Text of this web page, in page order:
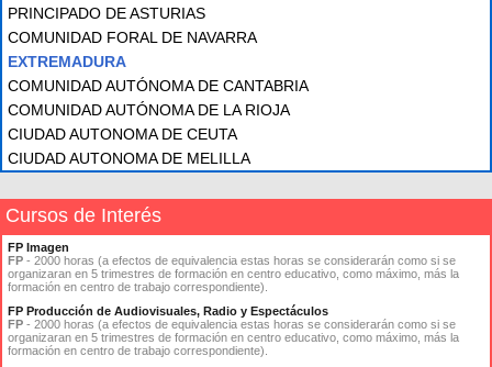
PRINCIPADO DE ASTURIAS
COMUNIDAD FORAL DE NAVARRA
EXTREMADURA
COMUNIDAD AUTÓNOMA DE CANTABRIA
COMUNIDAD AUTÓNOMA DE LA RIOJA
CIUDAD AUTONOMA DE CEUTA
CIUDAD AUTONOMA DE MELILLA
Cursos de Interés
FP Imagen
FP - 2000 horas (a efectos de equivalencia estas horas se considerarán como si se
organizaran en 5 trimestres de formación en centro educativo, como máximo, más la
formación en centro de trabajo correspondiente).
FP Producción de Audiovisuales, Radio y Espectáculos
FP - 2000 horas (a efectos de equivalencia estas horas se considerarán como si se
organizaran en 5 trimestres de formación en centro educativo, como máximo, más la
formación en centro de trabajo correspondiente).